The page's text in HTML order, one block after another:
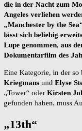
die in der Nacht zum
Angeles verliehen
„Manchester by the
lässt sich beliebig
Lupe genommen, aus
Dokumentarfilm des
Eine Kategorie, in der so
Kriegmans und Elyse
„Tower“ oder Kirsten
gefunden haben, muss
„13th“